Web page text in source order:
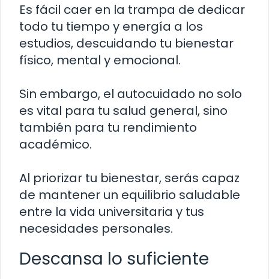
Es fácil caer en la trampa de dedicar
todo tu tiempo y energía a los
estudios, descuidando tu bienestar
físico, mental y emocional.
Sin embargo, el autocuidado no solo
es vital para tu salud general, sino
también para tu rendimiento
académico.
Al priorizar tu bienestar, serás capaz
de mantener un equilibrio saludable
entre la vida universitaria y tus
necesidades personales.
Descansa lo suficiente